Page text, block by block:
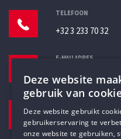
TELEFOON
+32 3 233 70 32
E-MAILADRES
Pottenbrug 4
Antwerpen, 2000
Deze website
gebruik van
Deze website gebruikt
gebruikerservaring te
onze website te gebruiken,